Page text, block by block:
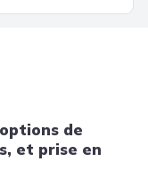
de
et prise en